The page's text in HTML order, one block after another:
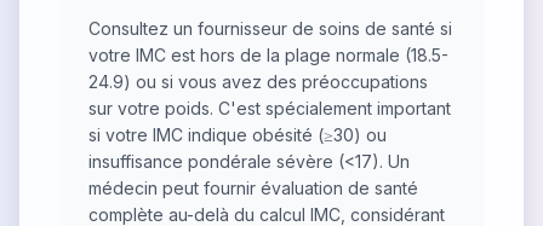
Consultez un fournisseur de soins de santé si
votre IMC est hors de la plage normale (18.5-
24.9) ou si vous avez des préoccupations
sur votre poids. C'est spécialement important
si votre IMC indique obésité (≥30) ou
insuffisance pondérale sévère (<17). Un
médecin peut fournir évaluation de santé
complète au-delà du calcul IMC, considérant